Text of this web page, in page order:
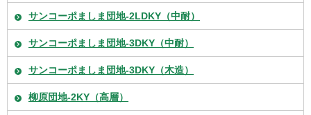
サンコーポましま団地-2LDKY（中耐）
サンコーポましま団地-3DKY（中耐）
サンコーポましま団地-3DKY（木造）
柳原団地-2KY（高層）